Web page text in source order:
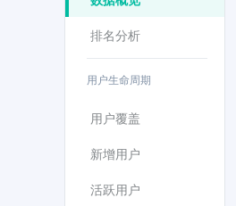
件】寄件无
站、兔喜、邮
信息云服务
150多万快
合平台」和
改变都能让
ikd100）官
排名分析
用户生命周期
用户覆盖
新增用户
活跃用户